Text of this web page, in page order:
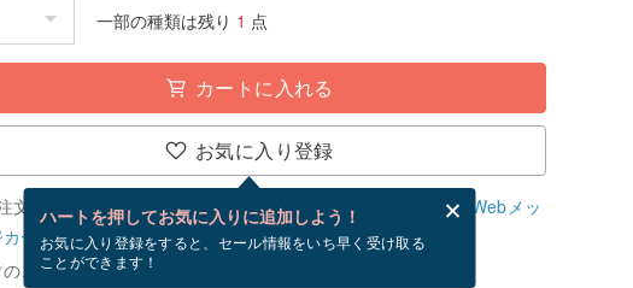
一部の種類は残り 1 点
カートに入れる
お気に入り登録
ハートを押してお気に入りに追加しよう！
お気に入り登録をすると、セール情報をいち早く受け取る
ことができます！
文完了後、無料でWebメッセージカードを作成できます。
Webメッ
ードとは？
ご注文で8/18~8/23にお届け予定です。